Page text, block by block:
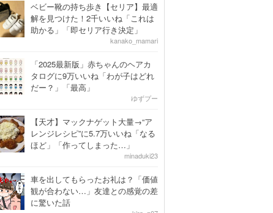
ベビー靴の持ち歩き【セリア】最適
解を見つけた！2千いいね「これは
助かる」「即セリア行き決定」
kanako_mamari
「2025最新版」赤ちゃんのヘアカ
タログに9万いいね「わが子はどれ
だー？」「最高」
ゆずプー
【天才】マックナゲット大量→“ア
レンジレシピ”に5.7万いいね「なる
ほど」「作ってしまった…」
minaduki23
車を出してもらったお礼は？「価値
観が合わない…」友達との感覚の差
に驚いた話